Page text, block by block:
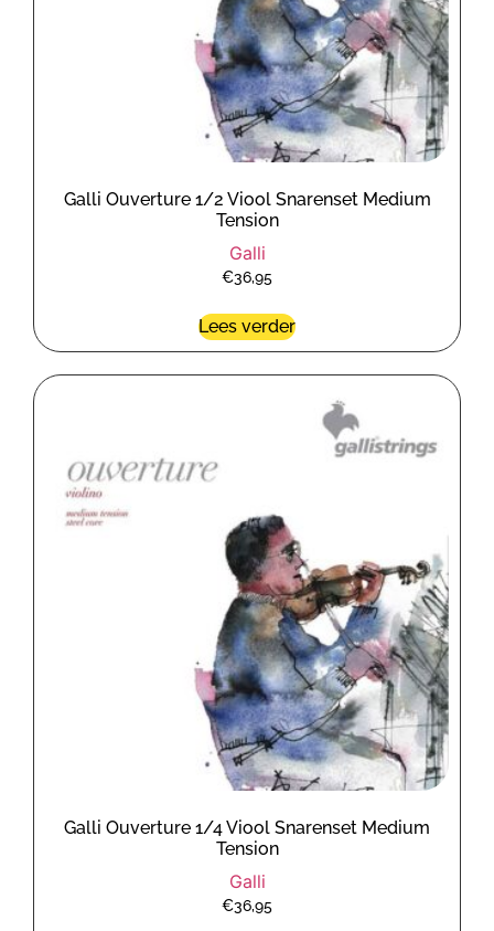
Galli Ouverture 1/2 Viool Snarenset Medium
Tension
Galli
€36,95
Lees verder
Galli Ouverture 1/4 Viool Snarenset Medium
Tension
Galli
€36,95